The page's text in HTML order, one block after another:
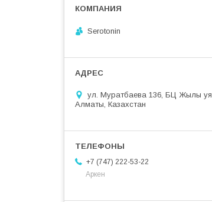
Serotonin
ул. Муратбаева 136, БЦ Жылы уя,
Алматы, Казахстан
+7 (747) 222-53-22
Аркен